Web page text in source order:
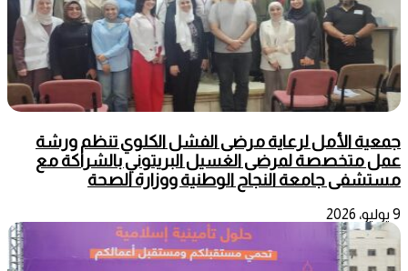
جمعية الأمل لرعاية مرضى الفشل الكلوي تنظم ورشة
عمل متخصصة لمرضى الغسيل البريتوني بالشراكة مع
مستشفى جامعة النجاح الوطنية ووزارة الصحة
9 يوليو، 2026